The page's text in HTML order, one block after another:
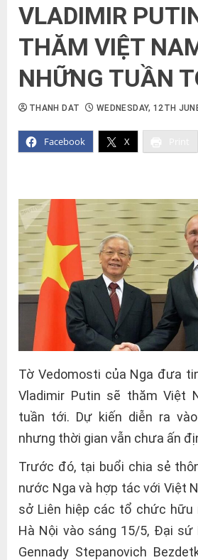
VLADIMIR
THĂM VIỆT
NHỮNG TUẦN
Facebook X
THANH DAT WEDNESDAY, 12TH
Tờ Vedomosti của Nga đưa
Vladimir Putin sẽ thăm Việt
tuần tới. Dự kiến ​​diễn ra
nhưng thời gian vẫn chưa ấn
Trước đó, tại buổi chia sẻ
nước Nga và hợp tác với Việt
sở Liên hiệp các tổ chức hữu
Hà Nội vào sáng 15/5, Đại sứ
Gennady Stepanovich